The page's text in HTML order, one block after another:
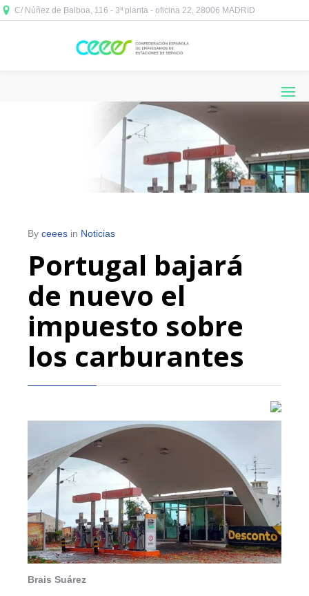
C/ Núñez de Balboa, 116 - 3ª planta - oficina 22, 28006 MADRID
By ceees in Noticias
Portugal bajará
de nuevo el
impuesto sobre
los carburantes
Brais Suárez